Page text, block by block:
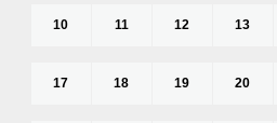
10 11 12 13
17 18 19 20